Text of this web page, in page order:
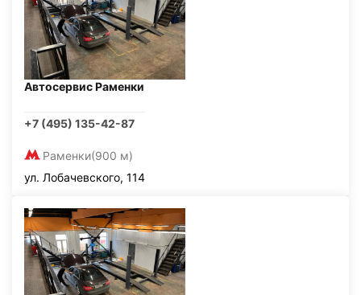
Автосервис Раменки
+7 (495) 135-42-87
Раменки(900 м)
ул. Лобачевского, 114